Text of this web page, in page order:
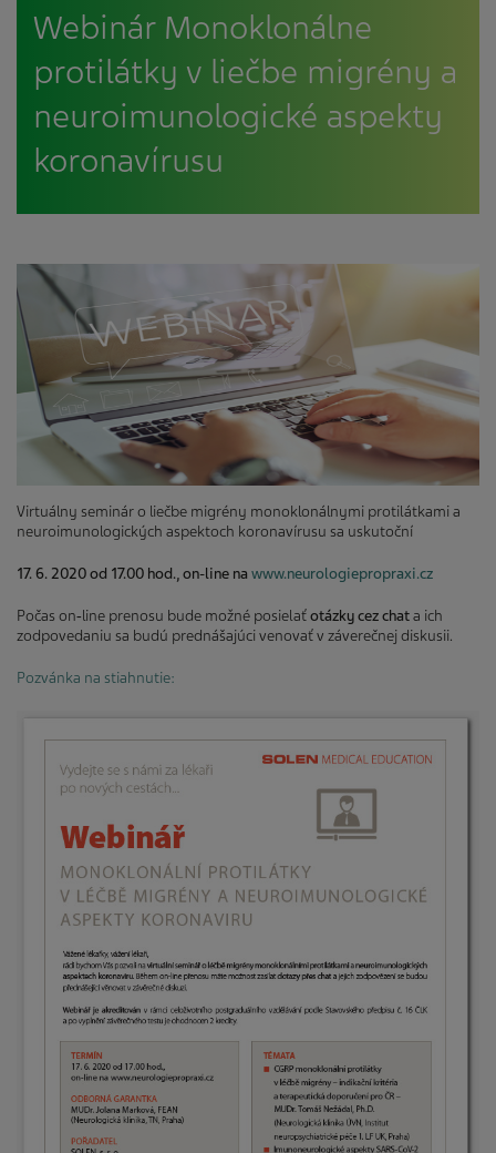
Webinár Monoklonálne
protilátky v liečbe migrény a
neuroimunologické aspekty
koronavírusu
Virtuálny seminár o liečbe migrény monoklonálnymi protilátkami a
neuroimunologických aspektoch koronavírusu sa uskutoční
17. 6. 2020 od 17.00 hod., on-line na www.neurologiepropraxi.cz
Počas on‑line prenosu bude možné posielaťotázky cez chata ich
zodpovedaniu sa budú prednášajúci venovať v záverečnej diskusii.
Pozvánka na stiahnutie: